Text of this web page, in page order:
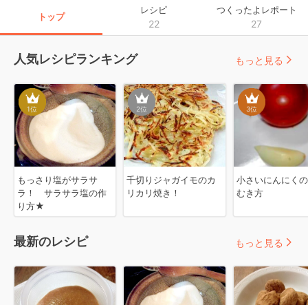
トップ
レシピ
22
つくったよレポート
27
人気レシピランキング
1位
もっさり塩がサラサ
ラ！ サラサラ塩の作
り方★
2位
千切りジャガイモのカ
リカリ焼き！
3位
小さいにんにく
むき方
もっと見る
最新のレシピ もっと見る